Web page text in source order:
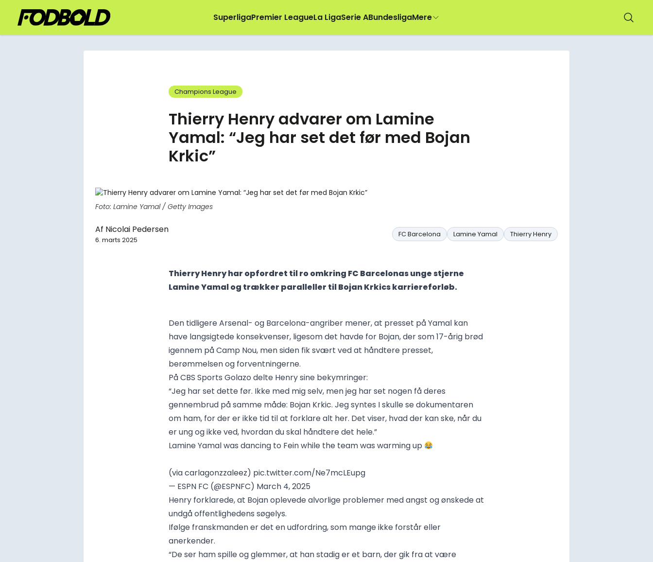
SuperligaPremier LeagueLa LigaSerie ABundesligaMere
Champions League
Thierry Henry advarer om Lamine
Yamal: “Jeg har set det før med Bojan
Krkic”
Foto: Lamine Yamal / Getty Images
Af Nicolai Pedersen
6. marts 2025
FC Barcelona Lamine Yamal Thierry Henry
Thierry Henry har opfordret til ro omkring FC Barcelonas unge stjerne
Lamine Yamal og trækker paralleller til Bojan Krkics karriereforløb.
Den tidligere Arsenal- og Barcelona-angriber mener, at presset på Yamal kan
have langsigtede konsekvenser, ligesom det havde for Bojan, der som 17-årig brød
igennem på Camp Nou, men siden fik svært ved at håndtere presset,
berømmelsen og forventningerne.
På CBS Sports Golazo delte Henry sine bekymringer:
“Jeg har set dette før. Ikke med mig selv, men jeg har set nogen få deres
gennembrud på samme måde: Bojan Krkic. Jeg syntes I skulle se dokumentaren
om ham, for der er ikke tid til at forklare alt her. Det viser, hvad der kan ske, når du
er ung og ikke ved, hvordan du skal håndtere det hele.”
Lamine Yamal was dancing to Fein while the team was warming up
(via carlagonzzaleez) pic.twitter.com/Ne7mcLEupg
— ESPN FC (@ESPNFC) March 4, 2025
Henry forklarede, at Bojan oplevede alvorlige problemer med angst og ønskede at
undgå offentlighedens søgelys.
Ifølge franskmanden er det en udfordring, som mange ikke forstår eller
anerkender.
“De ser ham spille og glemmer, at han stadig er et barn, der gik fra at være